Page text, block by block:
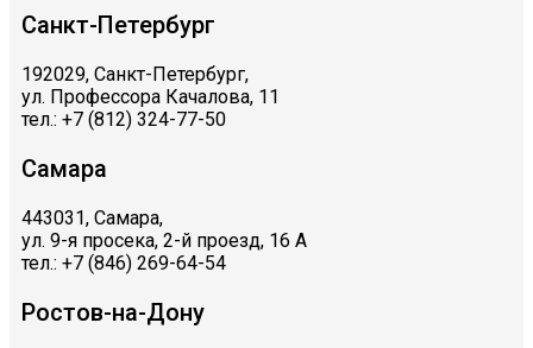
Санкт-Петербург
192029, Санкт-Петербург,
ул. Профессора Качалова, 11
тел.: +7 (812) 324-77-50
Самара
443031, Самара,
ул. 9-я просека, 2-й проезд, 16 А
тел.: +7 (846) 269-64-54
Ростов-на-Дону